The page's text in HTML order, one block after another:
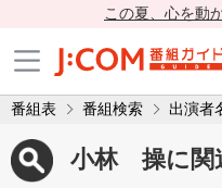
この夏、心を動
番組表 番組検索 出演者
小林 操に関